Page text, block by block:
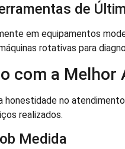
de
em equipamentos
rotativas para
com a Melhor
honestidade no
realizados.
Medida